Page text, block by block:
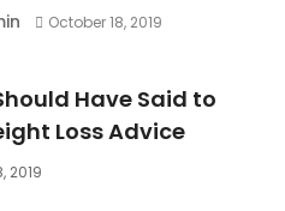
October 18, 2019
Have Said to
Loss Advice
2019